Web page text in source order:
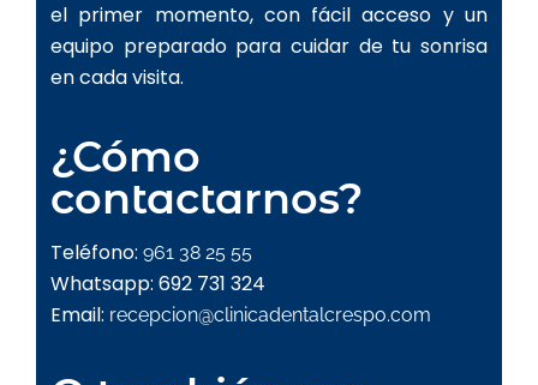
el primer momento, con fácil acceso y un
equipo preparado para cuidar de tu sonrisa
en cada visita.
¿Cómo
contactarnos?
Teléfono: 961 38 25 55
Whatsapp: 692 731 324
Email: recepcion@clinicadentalcrespo.com